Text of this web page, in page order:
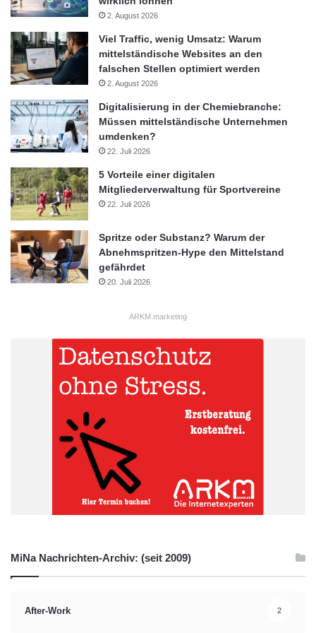
Gerade mittelständische Unternehmen, die ihre Budgets präzise
einsetzen müssen, profitieren von dieser Messbarkeit. „
für den Mittelstand bieten hybride Events enorme Chancen: Sie
ermöglichen eine kosteneffiziente Teilnahme, weltweite
Reichweite und messbare Daten zur Erfolgskontrolle. Dadurch
werden Budgets effizienter eingesetzt und die Wirkung der
Veranstaltung deutlich erhöht“, erklärt Larissa Steinbäcker
weiter.
Hybride Events als Chance für
den Mittelstand
Für kleine und mittelständische Unternehmen (KMU) war es
traditionell schwieriger, sich auf internationalen Leitmessen oder
stellten eine Eintrittsbarriere dar. Digitale und hybride Formate
senken diese Hürden erheblich. Virtuelle Messestände, digitale
Produktpräsentationen oder hybride Workshops erlauben es
auch kleineren Unternehmen, ihre Sichtbarkeit zu erhöhen und
internationale Märkte zu erreichen, ohne die Budgets
überzustrapazieren.
Zugleich eröffnen hybride Formate neue Möglichkeiten der
Interaktion. Virtuelle Networking-Räume, Matchmaking-
Algorithmen oder On-Demand-Bibliotheken verlängern die
Lebensdauer einer Veranstaltung über den eigentlichen Termin
hinaus. Inhalte sind damit nicht mehr auf ein bestimmtes Datum
Herausforderungen bleiben
2. August 2026
Viel Traffic, wenig Umsatz: Warum
mittelständische Websites an den
falschen Stellen optimiert werden
2. August 2026
Digitalisierung in der Chemiebranche:
Müssen mittelständische Unternehmen
umdenken?
22. Juli 2026
5 Vorteile einer digitalen
Mitgliederverwaltung für Sportvereine
22. Juli 2026
Spritze oder Substanz? Warum der
Abnehmspritzen-Hype den Mittelstand
gefährdet
20. Juli 2026
ARKM.marketing
MiNa Nachrichten-Archiv: (seit 2009)
After-Work 2